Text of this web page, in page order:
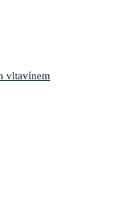
vltavínem